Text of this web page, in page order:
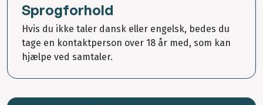
Sprogforhold
Hvis du ikke taler dansk eller engelsk, bedes du
tage en kontaktperson over 18 år med, som kan
hjælpe ved samtaler.